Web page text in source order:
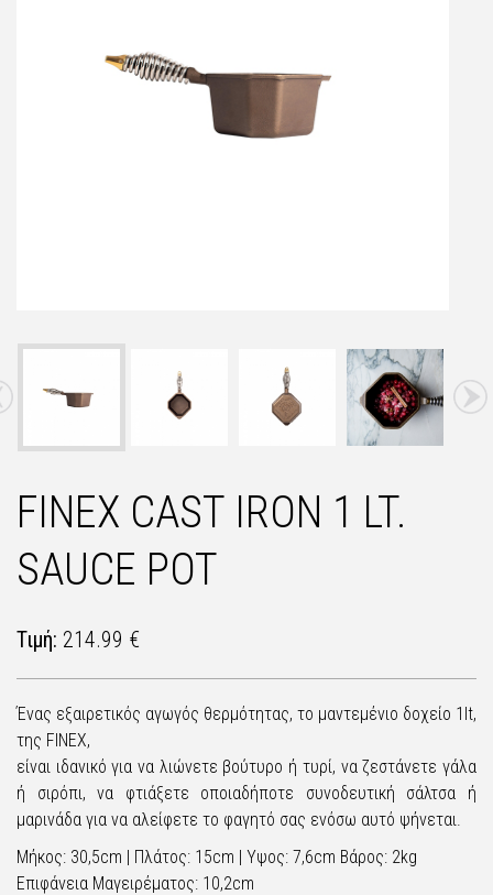
FINEX CAST IRON 1 LT.
SAUCE POT
Τιμή: 214.99 €
Ένας εξαιρετικός αγωγός θερμότητας, το μαντεμένιο δοχείο 1lt,
της FINEX,
είναι ιδανικό για να λιώνετε βούτυρο ή τυρί, να ζεστάνετε γάλα
ή σιρόπι, να φτιάξετε οποιαδήποτε συνοδευτική σάλτσα ή
μαρινάδα για να αλείφετε το φαγητό σας ενόσω αυτό ψήνεται.
Μήκος: 30,5cm | Πλάτος: 15cm | Υψος: 7,6cm Βάρος: 2kg
Επιφάνεια Μαγειρέματος: 10,2cm